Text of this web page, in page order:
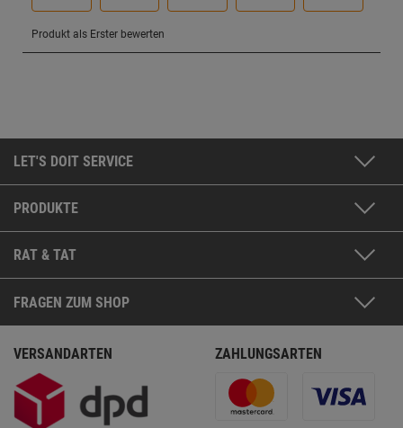
LET'S DOIT SERVICE
PRODUKTE
RAT & TAT
FRAGEN ZUM SHOP
VERSANDARTEN ZAHLUNGSARTEN